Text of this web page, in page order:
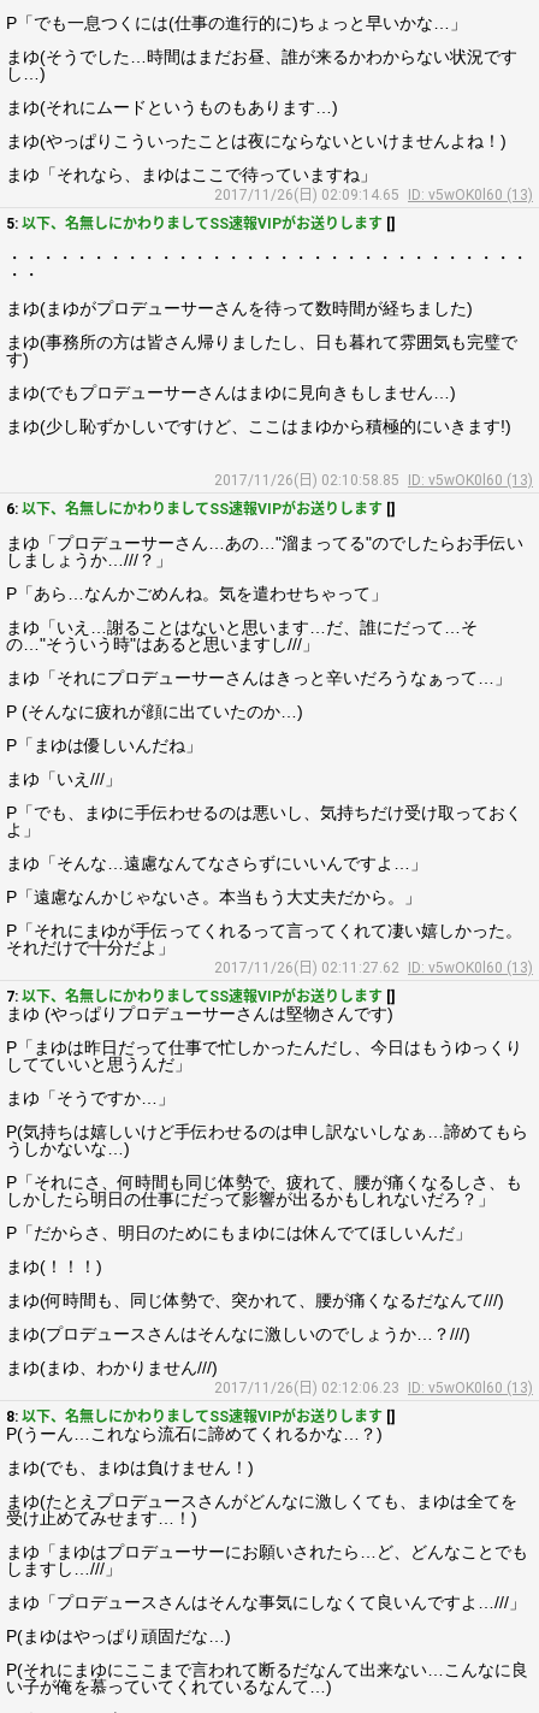
P「でも一息つくには(仕事の進行的に)ちょっと早いかな…」
まゆ(そうでした…時間はまだお昼、誰が来るかわからない状況です
し…)
まゆ(それにムードというものもあります…)
まゆ(やっぱりこういったことは夜にならないといけませんよね！)
まゆ「それなら、まゆはここで待っていますね」
2017/11/26(日) 02:09:14.65
ID: v5wOK0l60 (13)
5: 以下、名無しにかわりましてSS速報VIPがお送りします []
・・・・・・・・・・・・・・・・・・・・・・・・・・・・・・・
・・
まゆ(まゆがプロデューサーさんを待って数時間が経ちました)
まゆ(事務所の方は皆さん帰りましたし、日も暮れて雰囲気も完璧で
す)
まゆ(でもプロデューサーさんはまゆに見向きもしません…)
まゆ(少し恥ずかしいですけど、ここはまゆから積極的にいきます!)
2017/11/26(日) 02:10:58.85
ID: v5wOK0l60 (13)
6: 以下、名無しにかわりましてSS速報VIPがお送りします []
まゆ「プロデューサーさん…あの…"溜まってる"のでしたらお手伝い
しましょうか…///？」
P「あら…なんかごめんね。気を遣わせちゃって」
まゆ「いえ…謝ることはないと思います…だ、誰にだって…そ
の…"そういう時"はあると思いますし///」
まゆ「それにプロデューサーさんはきっと辛いだろうなぁって…」
P (そんなに疲れが顔に出ていたのか…)
P「まゆは優しいんだね」
まゆ「いえ///」
P「でも、まゆに手伝わせるのは悪いし、気持ちだけ受け取っておく
よ」
まゆ「そんな…遠慮なんてなさらずにいいんですよ…」
P「遠慮なんかじゃないさ。本当もう大丈夫だから。」
P「それにまゆが手伝ってくれるって言ってくれて凄い嬉しかった。
それだけで十分だよ」
2017/11/26(日) 02:11:27.62
ID: v5wOK0l60 (13)
7: 以下、名無しにかわりましてSS速報VIPがお送りします []
まゆ (やっぱりプロデューサーさんは堅物さんです)
P「まゆは昨日だって仕事で忙しかったんだし、今日はもうゆっくり
してていいと思うんだ」
まゆ「そうですか…」
P(気持ちは嬉しいけど手伝わせるのは申し訳ないしなぁ…諦めてもら
うしかないな…)
P「それにさ、何時間も同じ体勢で、疲れて、腰が痛くなるしさ、も
しかしたら明日の仕事にだって影響が出るかもしれないだろ？」
P「だからさ、明日のためにもまゆには休んでてほしいんだ」
まゆ(！！！)
まゆ(何時間も、同じ体勢で、突かれて、腰が痛くなるだなんて///)
まゆ(プロデュースさんはそんなに激しいのでしょうか…？///)
まゆ(まゆ、わかりません///)
2017/11/26(日) 02:12:06.23
ID: v5wOK0l60 (13)
8: 以下、名無しにかわりましてSS速報VIPがお送りします []
P(うーん…これなら流石に諦めてくれるかな…？)
まゆ(でも、まゆは負けません！)
まゆ(たとえプロデュースさんがどんなに激しくても、まゆは全てを
受け止めてみせます…！)
まゆ「まゆはプロデューサーにお願いされたら…ど、どんなことでも
しますし…///」
まゆ「プロデュースさんはそんな事気にしなくて良いんですよ…///」
P(まゆはやっぱり頑固だな…)
P(それにまゆにここまで言われて断るだなんて出来ない…こんなに良
い子が俺を慕っていてくれているなんて…)